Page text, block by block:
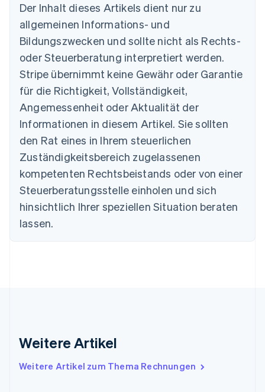
Der Inhalt dieses Artikels dient nur zu
allgemeinen Informations- und
Bildungszwecken und sollte nicht als Rechts-
oder Steuerberatung interpretiert werden.
Stripe übernimmt keine Gewähr oder Garantie
für die Richtigkeit, Vollständigkeit,
Angemessenheit oder Aktualität der
Informationen in diesem Artikel. Sie sollten
den Rat eines in Ihrem steuerlichen
Zuständigkeitsbereich zugelassenen
kompetenten Rechtsbeistands oder von einer
Steuerberatungsstelle einholen und sich
hinsichtlich Ihrer speziellen Situation beraten
lassen.
Weitere Artikel
Weitere Artikel zum Thema Rechnungen
English
Belgien
Nederlands Français Deutsch English
Brasilien
PortuguêsEnglish
Bulgarien
Dänemark
English
Deutschland
Deutsch English
Estland
English
Festlandchina
简体中文 English
Finnland
EnglishSvenska
Frankreich
Français
Italien
Italiano English
Japan
日本語 English